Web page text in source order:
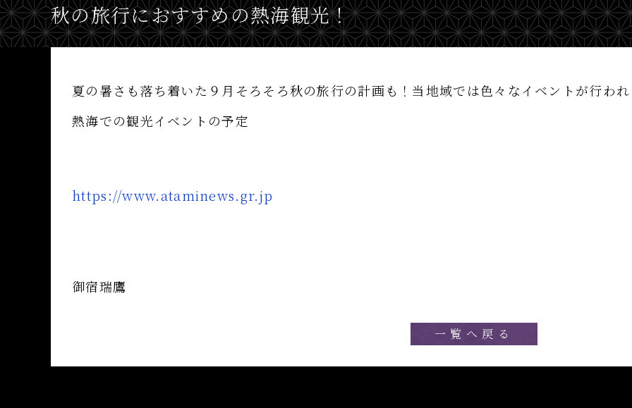
秋の旅行におすすめの熱海観光！
夏の暑さも落ち着いた９月そろそろ秋の旅行の計画も！当地域では色々なイベントが行わ
熱海での観光イベントの予定
https://www.ataminews.gr.jp
御宿瑞鷹
一覧へ戻る